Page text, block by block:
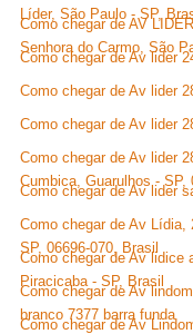
Líder, São Paulo - SP,
Como chegar de AV
Senhora do Carmo, São
Como chegar de Av lider
Como chegar de Av lider
Como chegar de Av lider
Como chegar de Av lider
Cumbica, Guarulhos - SP,
Como chegar de Av lider
Como chegar de Av Lídia,
SP, 06696-070, Brasil
Como chegar de Av lidice
Piracicaba - SP, Brasil
Como chegar de Av
branco 7377 barra funda
Como chegar de Av